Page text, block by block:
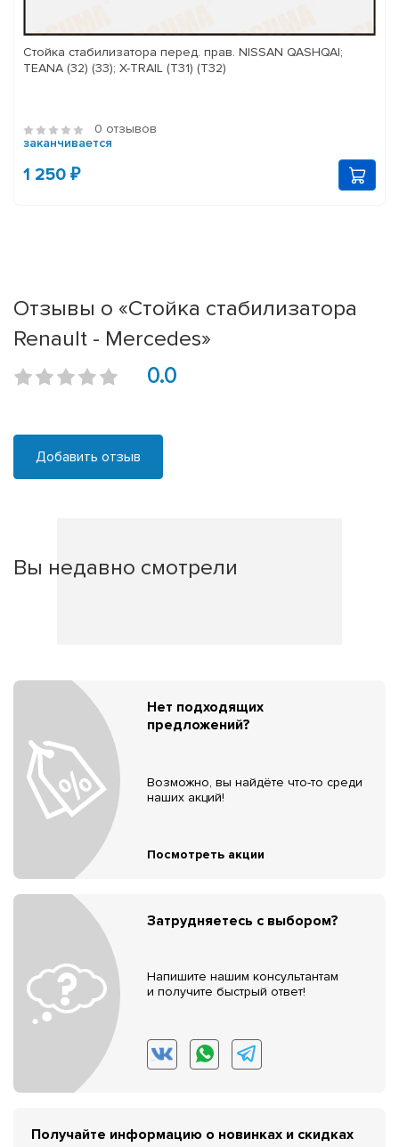
Стойка стабилизатора перед. прав. NISSAN QASHQAI;
TEANA (32) (33); X-TRAIL (T31) (T32)
0 отзывов
заканчивается
1 250 ₽
Отзывы о «Стойка стабилизатора
Renault - Mercedes»
0.0
Добавить отзыв
Вы недавно смотрели
Нет подходящих
предложений?
Возможно, вы найдёте что-то среди
наших акций!
Посмотреть акции
Затрудняетесь с выбором?
Напишите нашим консультантам
и получите быстрый ответ!
Получайте информацию о новинках и скидках